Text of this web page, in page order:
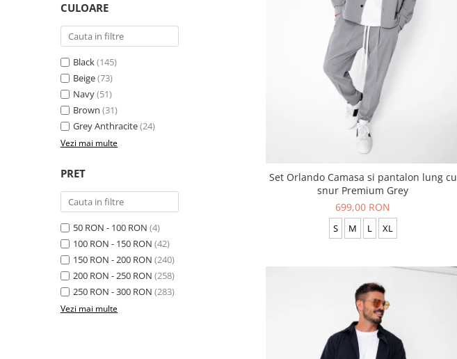
CULOARE
Black(145)
Beige(73)
Navy(51)
Brown (31)
Grey Anthracite(24)
Vezi mai multe
PRET
50 RON - 100 RON (4)
100 RON - 150 RON (42)
150 RON - 200 RON (240)
200 RON - 250 RON (258)
250 RON - 300 RON (283)
Vezi mai multe
Set Orlando Camasa si pantalon lung cu
snur Premium Grey
699,00 RON
S M L XL